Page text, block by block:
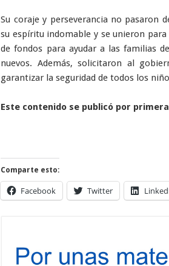
Su coraje y perseverancia no pasaron
su espíritu indomable y se unieron
de fondos para ayudar a las familias
nuevos. Además, solicitaron al
garantizar la seguridad de todos los
Este contenido se publicó por
Comparte esto:
Facebook Twitter